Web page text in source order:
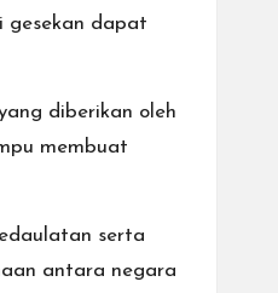
gesekan dapat
diberikan oleh
membuat
serta
antara negara